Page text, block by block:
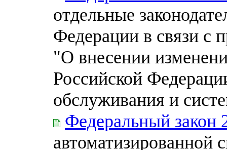
отдельные
Федерации в связи с
"О внесении
Российской
обслуживания и
Федеральный закон
автоматизированной